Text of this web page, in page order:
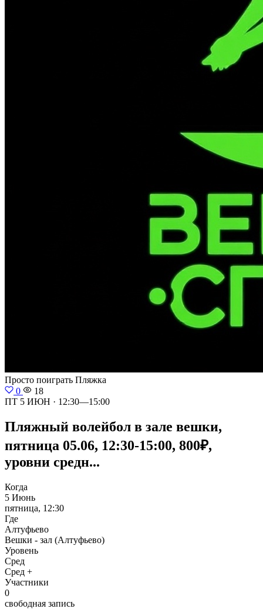
Просто поиграть Пляжка
0
18
ПТ 5 ИЮН · 12:30—15:00
Пляжный волейбол в зале вешки,
пятница 05.06, 12:30-15:00, 800₽,
уровни средн...
Когда
5 Июнь
пятница, 12:30
Где
Алтуфьево
Вешки - зал (Алтуфьево)
Уровень
Сред
Сред +
Участники
0
свободная запись